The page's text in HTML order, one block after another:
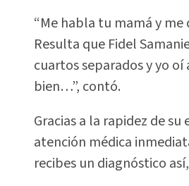
“Me habla tu mamá y me
Resulta que Fidel
cuartos separados y yo
bien…”, contó.
Gracias a la rapidez de
atención médica
recibes un diagnóstico